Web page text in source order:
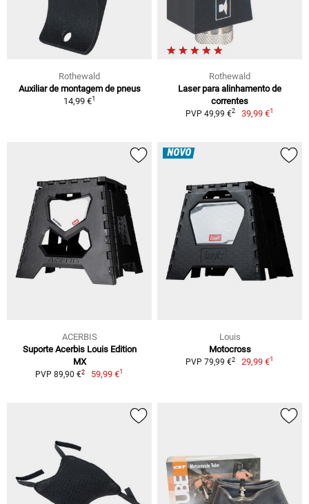
Rothewald
Auxiliar de montagem de pneus
14,99 €1
Rothewald
Laser para alinhamento de
correntes
PVP 49,99 €2 39,99 €1
ACERBIS
Suporte Acerbis Louis Edition
MX
PVP 89,90 €2 59,99 €1
NOVO
Louis
Motocross
PVP 79,99 €2 29,99 €1